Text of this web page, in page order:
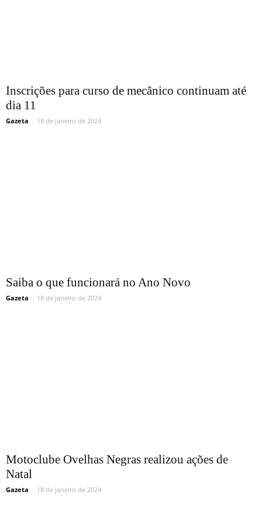
Inscrições para curso de mecânico continuam até
dia 11
Gazeta - 18 de janeiro de 2024
Saiba o que funcionará no Ano Novo
Gazeta - 18 de janeiro de 2024
Motoclube Ovelhas Negras realizou ações de
Natal
Gazeta - 18 de janeiro de 2024